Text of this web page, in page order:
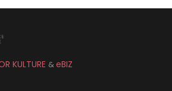
KULTURE &eBIZ